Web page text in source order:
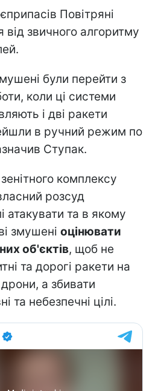
Повітряні
від звичного алгоритму
були перейти з
коли ці системи
і дві ракети
в ручний режим по
Ступак.
комплексу
розсуд
атакувати та в якому
змушені оцінювати
об'єктів, щоб не
та дорогі ракети на
а збивати
та небезпечні цілі.